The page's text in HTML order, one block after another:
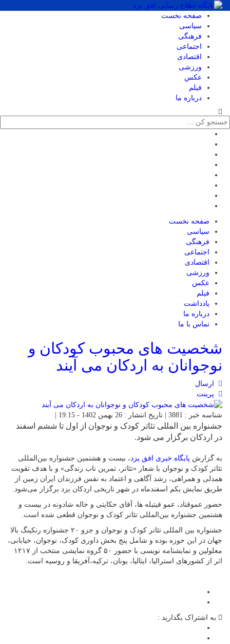
صفحه نخست
سیاسی
فرهنگی
اجتماعی
اقتصادی
ورزشی
عکس
فیلم
درباره ما
صفحه نخست
سیاسی
فرهنگی
اجتماعی
اقتصادی
ورزشی
عکس
فیلم
یادداشت
درباره ما
تماس با ما
شخصیت های محبوب کودکان و
نوجوانان به اردکان می آیند
ارسال
پرینت
شناسه خبر : 3881 | تاریخ انتشار : 26 بهمن 1402 - 19:15 |
جشنواره بین المللی تئاتر کودک و نوجوان از اول تا ششم اسفند
در اردکان برگزار می شود.
به گزارش پایگاه خبری افق یزد ، بیست و هشتمین جشنواره بین‌المللی
تئاتر کودک و نوجوان با شعار «تئاتر، تمرین ناب زندگی» و با هدف تقویت
همدلی و همراهی، رشد آگاهی و اعتماد به نفس فرزندان ایران زمین از
طریق نمایش یکم اسفندماه در شهر تاریخی اردکان یزد برگزار می‌شود.
حضور عموقناد، عمو فیتیله ها، آقای حکایتی و خاله شادونه در بیست و
هشتمین جشنواره بین‌المللی تئاتر کودک و نوجوان قطعی شده است.
جشنواره بین المللی تئاتر کودک و نوجوان و جزو ۲۰ جشنواره رنکینگ بالا
جهان در این حوزه بوده و شامل پنج بخش داوری کودک، نوجوان، خیابانی،
معلولین و نمایشنامه نویسی با حضور ۵۰ گروه نمایشی منتخب از ۱۲۱۷
اثر از کشورهای‌ استرالیا، ایتالیا، یونان، ترکیه،آفریقا و روسیه است.
به اشتراک بگذارید :